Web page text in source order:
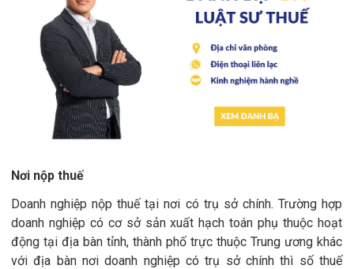
Nơi nộp thuế
Doanh nghiệp nộp thuế tại nơi có trụ sở chính. Trường hợp
doanh nghiệp có cơ sở sản xuất hạch toán phụ thuộc hoạt
động tại địa bàn tỉnh, thành phố trực thuộc Trung ương khác
với địa bàn nơi doanh nghiệp có trụ sở chính thì số thuế